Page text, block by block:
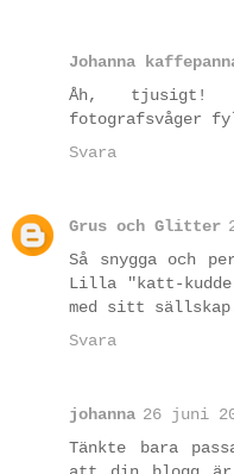
Johanna
Åh, tjusigt!
fotografsvåger
Svara
Grus och Glitter
Så snygga och
Lilla "katt-
med sitt
Svara
johanna 26 juni
Tänkte bara